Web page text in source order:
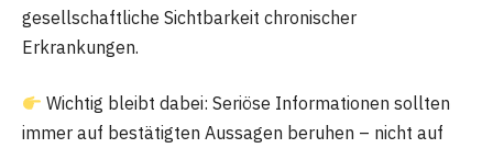
gesellschaftliche Sichtbarkeit chronischer
Erkrankungen.
Wichtig bleibt dabei: Seriöse Informationen sollten
immer auf bestätigten Aussagen beruhen – nicht auf